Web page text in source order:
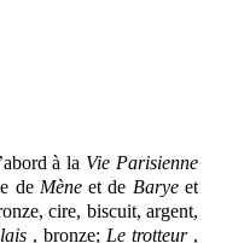
à la Vie Parisienne
de Mèneet de Baryeet
cire, biscuit, argent,
, bronze; Le trotteur ,